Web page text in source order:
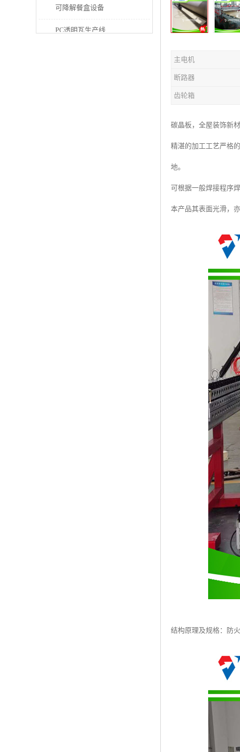
可降解餐盒设备
PC透明瓦生产线
主电机
断路器
齿轮箱
碳晶板，全屋装饰新
精湛的加工工艺严格
地。
可根据一般焊接程序
本产品其表面光滑，
结构原理及规格：防